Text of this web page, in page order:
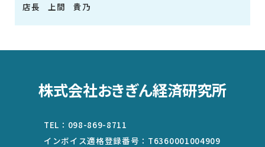
店長 上間 貴乃
株式会社おきぎん経済研究所
TEL： 098-869-8711
インボイス適格登録番号： T6360001004909